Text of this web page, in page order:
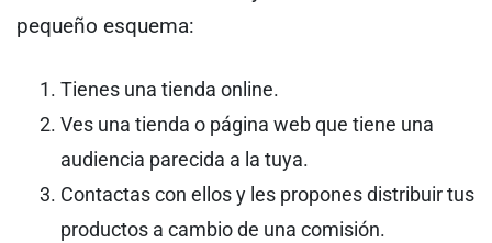
pequeño esquema:
Tienes una tienda online.
Ves una tienda o página web que tiene una
audiencia parecida a la tuya.
Contactas con ellos y les propones distribuir tus
productos a cambio de una comisión.